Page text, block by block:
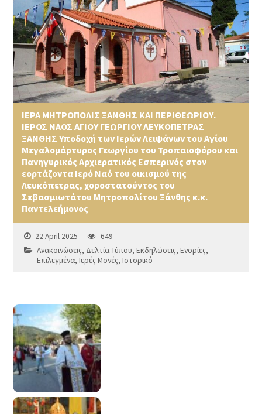
ΙΕΡΑ ΜΗΤΡΟΠΟΛΙΣ ΞΑΝΘΗΣ ΚΑΙ ΠΕΡΙΘΕΩΡΙΟΥ.
ΙΕΡΟΣ ΝΑΟΣ ΑΓΙΟΥ ΓΕΩΡΓΙΟΥ ΛΕΥΚΟΠΕΤΡΑΣ
ΞΑΝΘΗΣ Υποδοχή των Ιερών Λειψάνων του Αγίου
Μεγαλομάρτυρος Γεωργίου του Τροπαιοφόρου και
Πανηγυρικός Αρχιερατικός Εσπερινός στον
εορτάζοντα Ιερό Ναό του οικισμού της
Λευκόπετρας, χοροστατούντος του
Σεβασμιωτάτου Μητροπολίτου Ξάνθης κ.κ.
Παντελεήμονος
22 April 2025
649
Ανακοινώσεις, Δελτία Τύπου,Εκδηλώσεις,Ενορίες,
Επιλεγμένα,Ιερές Μονές,Ιστορικό